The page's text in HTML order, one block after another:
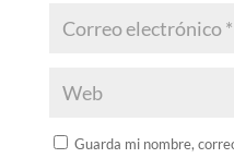
Guarda mi nombre,